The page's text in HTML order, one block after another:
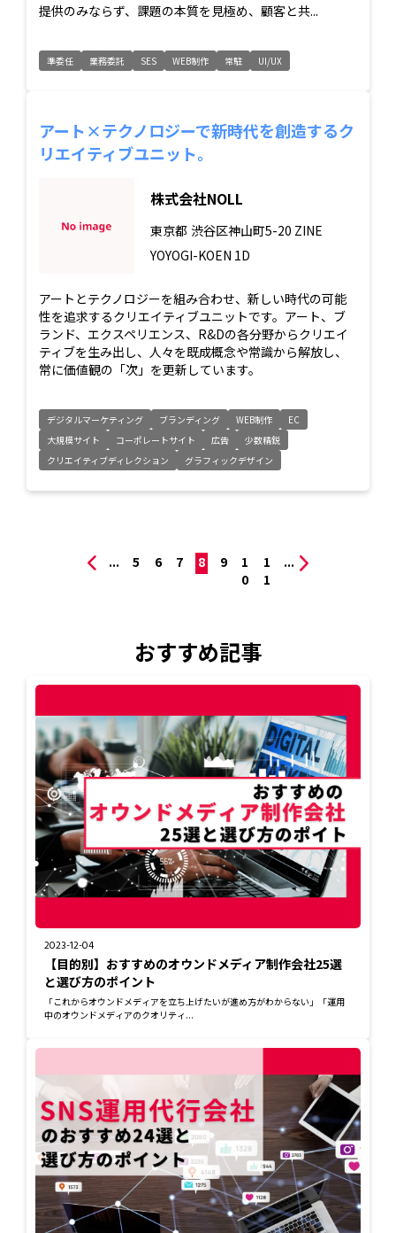
提供のみならず、課題の本質を見極め、顧客と共...
準委任 業務委託 SES WEB制作 常駐 UI/UX
アート×テクノロジーで新時代を創造するク
リエイティブユニット。
株式会社NOLL
東京都 渋谷区神山町5-20 ZINE
YOYOGI-KOEN 1D
アートとテクノロジーを組み合わせ、新しい時代の可能
性を追求するクリエイティブユニットです。アート、ブ
ランド、エクスペリエンス、R&Dの各分野からクリエイ
ティブを生み出し、人々を既成概念や常識から解放し、
常に価値観の「次」を更新しています。
デジタルマーケティング ブランディング WEB制作
EC
大規模サイト
コーポレートサイト 広告
少数精鋭
クリエイティブディレクション
グラフィックデザイン
... 5 6 7 8 9
1
0
1
1
...
おすすめ記事
2023-12-04
【目的別】おすすめのオウンドメディア制作会社25選
と選び方のポイント
「これからオウンドメディアを立ち上げたいが進め方がわからない」「運用
中のオウンドメディアのクオリティ...